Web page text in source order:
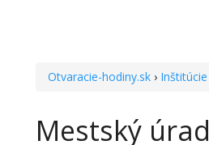
Otvaracie-hodiny.sk › Inštitúcie
Mestský